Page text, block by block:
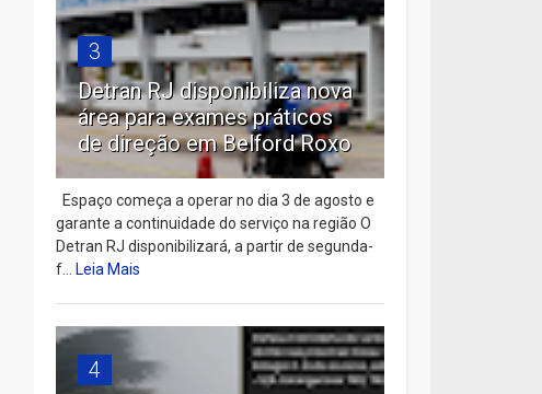
3
Detran RJ disponibiliza nova
área para exames práticos
de direção em Belford Roxo
Espaço começa a operar no dia 3 de agosto e
garante a continuidade do serviço na região O
Detran RJ disponibilizará, a partir de segunda-
f...Leia Mais
4